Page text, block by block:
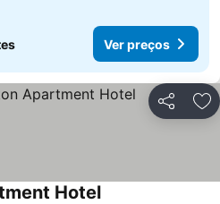
Ver preços
Partilhar
Hotel